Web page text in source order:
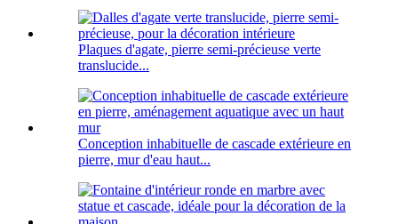
Plaques d'agate, pierre semi-précieuse verte
translucide...
Conception inhabituelle de cascade extérieure en
pierre, mur d'eau haut...